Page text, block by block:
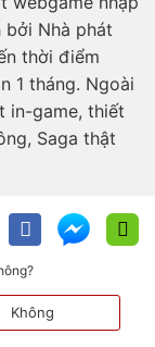
Nhà phát
thời điểm
1 tháng. Ngoài
in-game, thiết
Saga thật
Không